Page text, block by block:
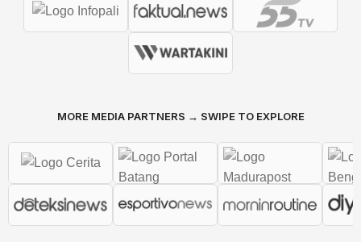
MORE MEDIA PARTNERS → SWIPE TO EXPLORE